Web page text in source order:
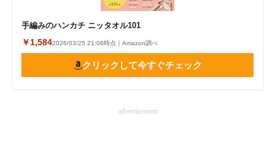
電子設計の基本と応用
エネルギーの専門メディア
建設×テクノロジーの最前線
手編みのハンカチ ニッタオル101
￥1,5842026/03/25 21:06時点｜Amazon調べ
クリックして今すぐチェック
advertisement